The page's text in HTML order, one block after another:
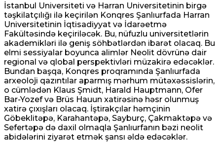
İstanbul Universiteti və Harran Universitetinin birgə
təşkilatçılığı ilə keçirilən Konqres Şanlıurfada Harran
Universitetinin İqtisadiyyat və İdarəetmə
Fakültəsində keçiriləcək. Bu, nüfuzlu universitetlərin
akademikləri ilə geniş söhbətlərdən ibarət olacaq. Bu
elmi sessiyalar boyunca alimlər Neolit ​​dövrünə dair
regional və qlobal perspektivləri müzakirə edəcəklər.
Bundan başqa, Konqres proqramında Şanlıurfada
arxeoloji qazıntılar aparmış mərhum mütəxəssislərin,
o cümlədən Klaus Şmidt, Harald Hauptmann, Ofer
Bar-Yozef və Brüs Hauun xatirəsinə həsr olunmuş
xatirə çıxışları olacaq. İştirakçılar həmçinin
Göbeklitəpə, Karahantəpə, Sayburç, Çakmaktəpə və
Sefertəpə də daxil olmaqla Şanlıurfanın bəzi neolit ​​
abidələrini ziyarət etmək şansı əldə edəcəklər.